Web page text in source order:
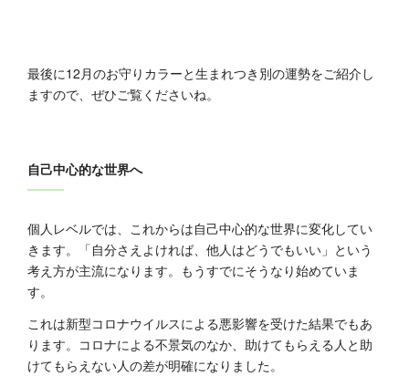
最後に12月のお守りカラーと生まれつき別の運勢をご紹介し
ますので、ぜひご覧くださいね。
自己中心的な世界へ
個人レベルでは、これからは自己中心的な世界に変化してい
きます。「自分さえよければ、他人はどうでもいい」という
考え方が主流になります。もうすでにそうなり始めていま
す。
これは新型コロナウイルスによる悪影響を受けた結果でもあ
ります。コロナによる不景気のなか、助けてもらえる人と助
けてもらえない人の差が明確になりました。